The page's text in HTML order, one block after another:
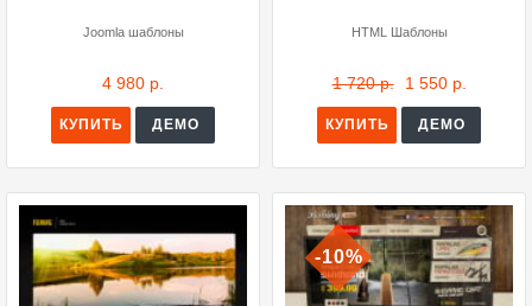
Joomla шаблоны
4 980 р.
КУПИТЬ ДЕМО
HTML Шаблоны
1 720 р. 1 550 р.
КУПИТЬ ДЕМО
-10%